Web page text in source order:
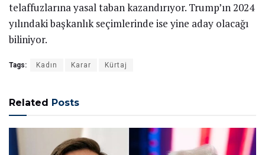
telaffuzlarına yasal taban kazandırıyor. Trump’ın 2024
yılındaki başkanlık seçimlerinde ise yine aday olacağı
biliniyor.
Tags: Kadın Karar Kürtaj
Related Posts